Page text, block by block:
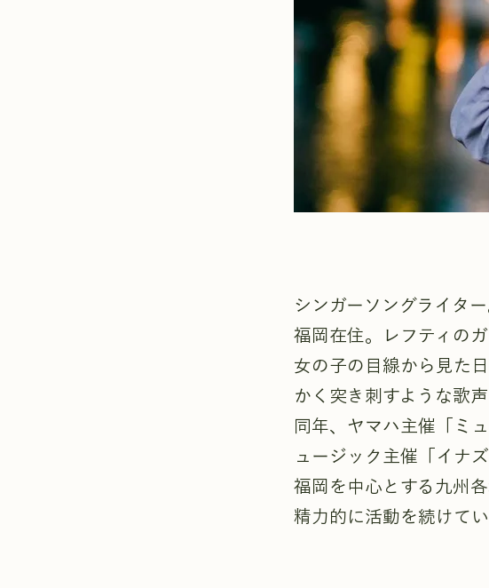
シンガーソングライター
福岡在住。レフティの
女の子の目線から見た
かく突き刺すような歌
同年、ヤマハ主催「ミ
ュージック主催「イナ
福岡を中心とする九州
精力的に活動を続けてい